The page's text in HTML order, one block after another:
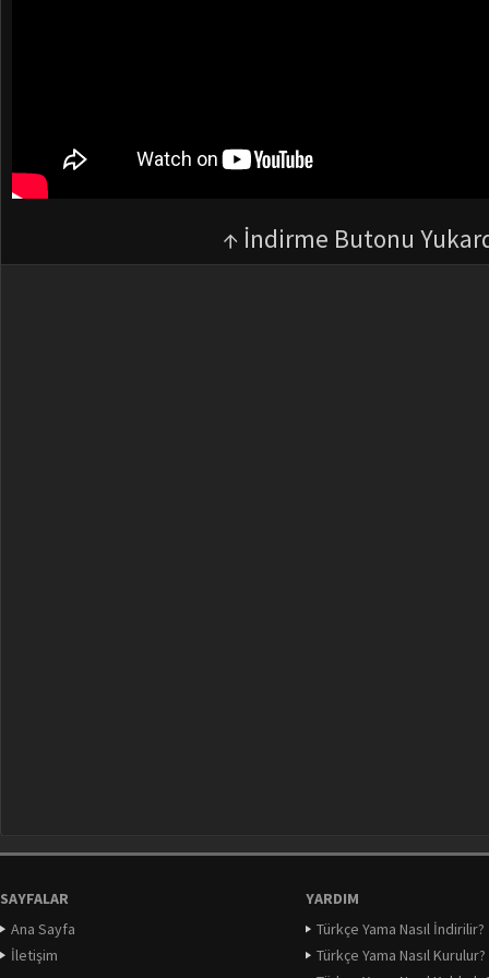
↑ İndirme Butonu
SAYFALAR
Ana Sayfa
İletişim
YARDIM
Türkçe Yama Nasıl İndirilir?
Türkçe Yama Nasıl Kurulur?